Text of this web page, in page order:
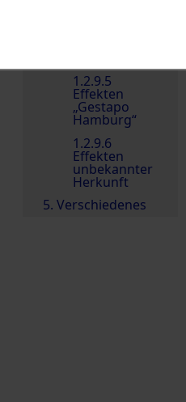
1.2.9.5
Effekten
„Gestapo
Hamburg“
1.2.9.6
Effekten
unbekannter
Herkunft
5. Verschiedenes